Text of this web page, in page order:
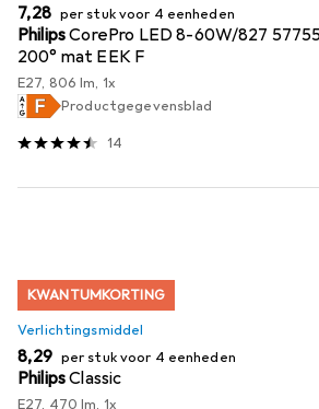
EUR
7,28 per stuk voor 4 eenheden
PhilipsCorePro LED 8-60W/827
200° mat EEK F
E27, 806 lm, 1x
Productgegevensblad
14
KWANTUMKORTING
Verlichtingsmiddel
EUR
8,29 per stuk voor 4 eenheden
PhilipsClassic
E27, 470 lm, 1x